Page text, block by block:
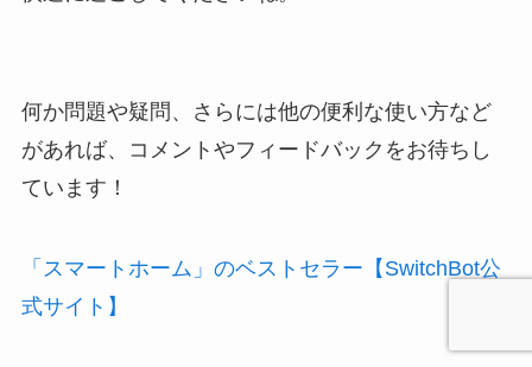
何か問題や疑問、さらには他の便利な使い方など
があれば、コメントやフィードバックをお待ちし
ています！
「スマートホーム」のベストセラー【SwitchBot公
式サイト】